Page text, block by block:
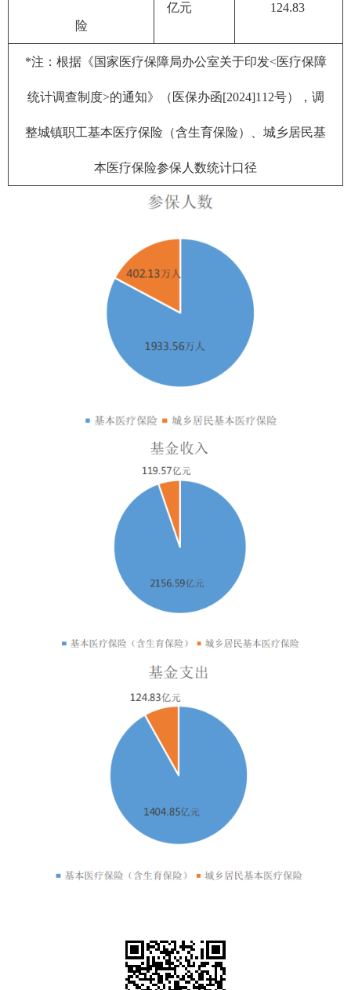
险
亿元 124.83
*注：根据《国家医疗保障局办公室关于印发<医疗保障
统计调查制度>的通知》（医保办函[2024]112号），调
整城镇职工基本医疗保险（含生育保险）、城乡居民基
本医疗保险参保人数统计口径